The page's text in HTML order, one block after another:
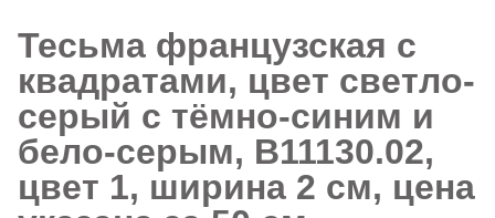
Тесьма французская с
квадратами, цвет светло-
серый с тёмно-синим и
бело-серым, B11130.02,
цвет 1, ширина 2 см, цена